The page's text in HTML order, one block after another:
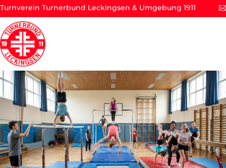
Turnverein Turnerbund Leckingsen & Umgebung 1911